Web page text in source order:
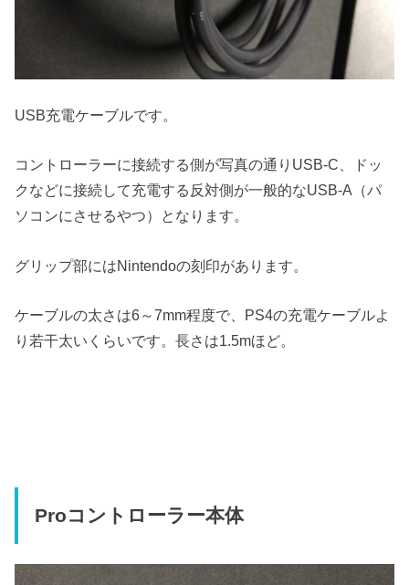
USB充電ケーブルです。
コントローラーに接続する側が写真の通りUSB-C、ドッ
クなどに接続して充電する反対側が一般的なUSB-A（パ
ソコンにさせるやつ）となります。
グリップ部にはNintendoの刻印があります。
ケーブルの太さは6～7mm程度で、PS4の充電ケーブルよ
り若干太いくらいです。長さは1.5mほど。
Proコントローラー本体